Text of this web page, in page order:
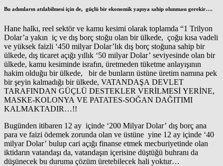
Bu adımların atılabilmesi için de, güçlü bir ekonomik yapıya sahip olunması gerekir….
Hane halkı, reel sektör ve kamu kesimi olarak toplamda “1 Trilyon
Dolar’a yakın iç ve dış borç stoğu olan bir ülkede, çoğu kısa vadeli
ve yüksek faizli ‘450 milyar Dolar’lık dış borç stoğuna sahip bir
ülkede, dış ticaret açığı yıllık ‘50 milyar Dolar’ seviyesinde olan bir
ülkede, kamu kesiminde israfın, üretmeden tüketme anlayışının
hakim olduğu bir ülkede, bir de bunların üstüne üretim namına pek
bir şeyin kalmadığı bir ülkede, VATANDAŞA DEVLET
TARAFINDAN GÜÇLÜ DESTEKLER VERİLMESİ YERİNE,
MASKE-KOLONYA VE PATATES-SOĞAN DAĞITIMI
KALMAKTADIR…!!
Bugünden itibaren 12 ay içinde ‘200 Milyar Dolar’ dış borç ana
para ve faizi ödemek zorunda olan ve üstüne yine 12 ay içinde ‘40
milyar Dolar’ bulup cari açığı finanse etmek mecburiyetinde olan
iktidarın vatandaşı da, vatandaşın içerisine düştüğü buhranı da
düşünecek bu duruma çözüm üretebilecek hali yoktur…